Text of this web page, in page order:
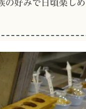
の好みで日頃楽しめ